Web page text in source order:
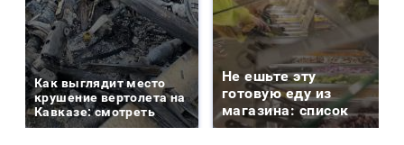
Как выглядит место
крушение вертолета на
Кавказе: смотреть
Не ешьте эту
готовую еду из
магазина: список